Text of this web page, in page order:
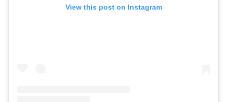
View this post on Instagram